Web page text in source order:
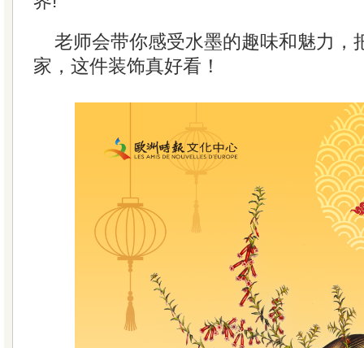
老师会带你感受水墨的趣味和魅力，
家，这件装饰真好看！